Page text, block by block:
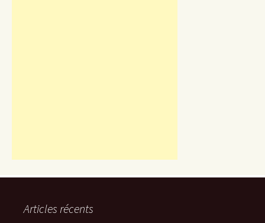
Articles récents